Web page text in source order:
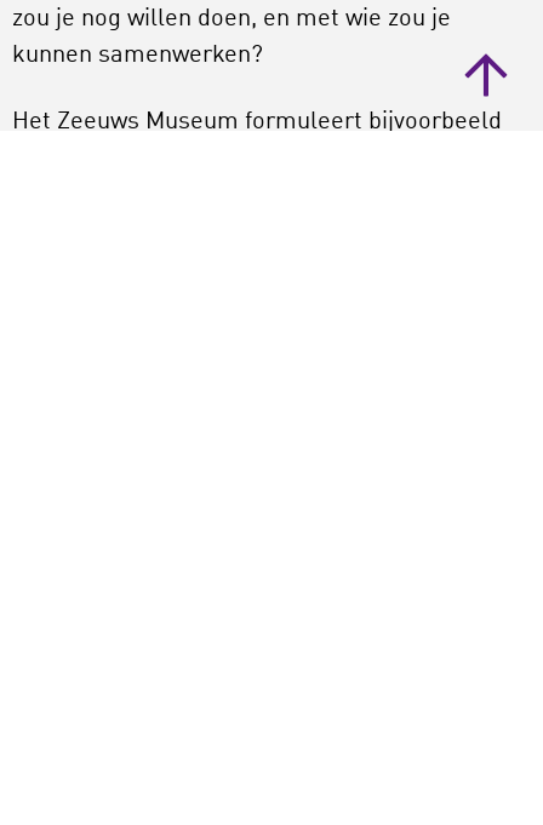
zou je nog willen doen, en met wie zou je
kunnen samenwerken?
Het Zeeuws Museum formuleert bijvoorbeeld